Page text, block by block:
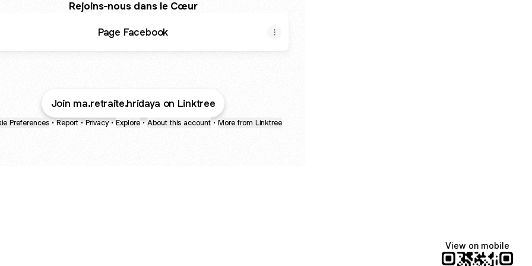
Rejoins-nous dans le Cœur
Page Facebook
Join ma.retraite.hridaya on Linktree
Preferences • Report • Privacy • Explore • About this account • More from Linktree
View on mobile